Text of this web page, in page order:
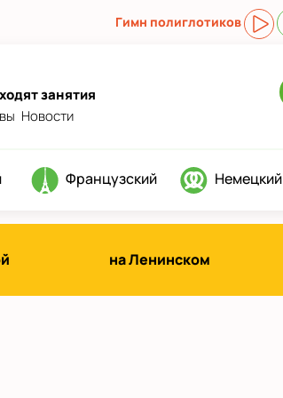
Гимн полиглотиков
занятия
Новости
Французский Немецкий
на Ленинском